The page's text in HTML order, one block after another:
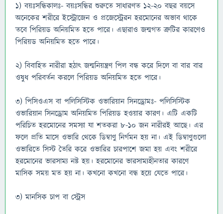
১) বয়ঃসন্ধিকালঃ- বয়ঃসন্ধির শুরুতে সাধারণত ১২-২০ বছর বয়সে
অনেকের শরীরে ইস্ট্রোজেন ও প্রজেস্ট্রেরন হরমোনের অভাব থাকে
তবে পিরিয়ড অনিয়মিত হতে পারে। এছারাও জন্মগত ত্রুটির কারণেও
পিরিয়ড অনিয়মিত হতে পারে।
২) বিবাহিত নারীরা হঠাৎ জন্মনিয়ন্ত্রণ পিল বন্ধ করে দিলে বা বার বার
ওষুধ পরিবর্তন করলে পিরিয়ড অনিয়মিত হতে পারে।
৩) পিসিওএস বা পলিসিস্টিক ওভারিয়ান সিনড্রোমঃ- পলিসিস্টিক
ওভারিয়ান সিনড্রোম অনিয়মিত পিরিয়ড হওয়ার কারণ। এটি একটি
পরিচিত হরমোনের সমস্যা যা শতকরা ৮-১০ জন নারীরই আছে। এর
ফলে প্রতি মাসে ওভারি থেকে ডিম্বাণু নির্গমন হয় না। এই ডিম্বাণুগুলো
ওভারিতে সিস্ট তৈরি করে ওভারির চারপাশে জমা হয় এবং শরীরে
হরমোনের ভারসাম্য নষ্ট হয়। হরমোনের ভারসাম্যহীনতার কারণে
মাসিক সময় মত হয় না। কখনো কখনো বন্ধ হয়ে যেতে পারে।
৩) মানসিক চাপ বা স্ট্রেস